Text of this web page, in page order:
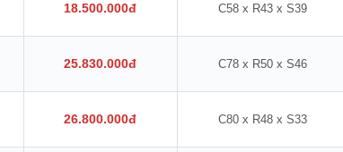
18.500.000đ C58 x R43 x S39
25.830.000đ C78 x R50 x S46
26.800.000đ C80 x R48 x S33